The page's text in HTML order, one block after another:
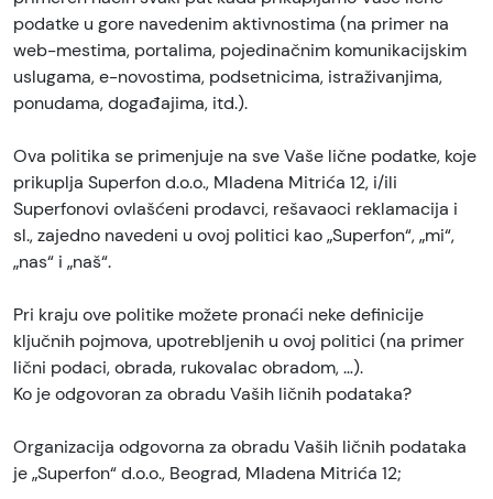
podatke u gore navedenim aktivnostima (na primer na
web-mestima, portalima, pojedinačnim komunikacijskim
uslugama, e-novostima, podsetnicima, istraživanjima,
ponudama, događajima, itd.).
Ova politika se primenjuje na sve Vaše lične podatke, koje
prikuplja Superfon d.o.o., Mladena Mitrića 12, i/ili
Superfonovi ovlašćeni prodavci, rešavaoci reklamacija i
sl., zajedno navedeni u ovoj politici kao „Superfon“, „mi“,
„nas“ i „naš“.
Pri kraju ove politike možete pronaći neke definicije
ključnih pojmova, upotrebljenih u ovoj politici (na primer
lični podaci, obrada, rukovalac obradom, …).
Ko je odgovoran za obradu Vaših ličnih podataka?
Organizacija odgovorna za obradu Vaših ličnih podataka
je „Superfon“ d.o.o., Beograd, Mladena Mitrića 12;